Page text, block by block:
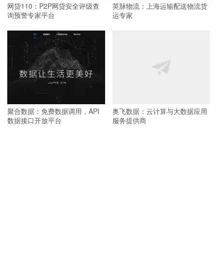
网贷110：P2P网贷安全评级查
询预警专家平台
英脉物流：上海运输配送物流货
运专家
聚合数据：免费数据调用，API
数据接口开放平台
奥飞数据：云计算与大数据应用
服务提供商